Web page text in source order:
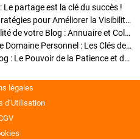
partage est la clé du succès !
Optimisation SEO des Articles : Stratégies pour Améliorer la Visibilité de Votre Blog
Stratégies pour améliorer la visibilité de votre Blog : Annuaire et Collaborations
Pourquoi Investir dans un Nom de Domaine Personnel : Les Clés de la Réussite de Votre Blog
Comment Faire Émerger Votre Blog : Le Pouvoir de la Patience et de la Persévérance
légales
d’Utilisation